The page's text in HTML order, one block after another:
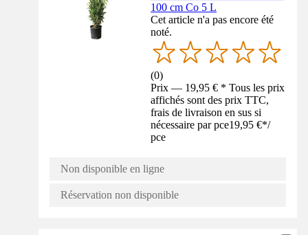
100 cm Co 5 L
Cet article n'a pas encore été
noté.
(0)
Prix — 19,95 € * Tous les prix
affichés sont des prix TTC,
frais de livraison en sus si
nécessaire par pce19,95 €*/
pce
Non disponible en ligne
Réservation non disponible